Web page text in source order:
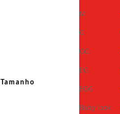
Tamanho
M
G
GG
EG
EGG
Baby look